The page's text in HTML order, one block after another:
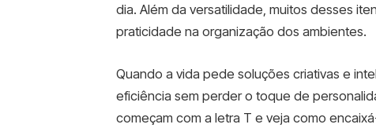
dia. Além da versatilidade, muitos desses
praticidade na organização dos ambientes.
Quando a vida pede soluções criativas e
eficiência sem perder o toque de
começam com a letra T e veja como